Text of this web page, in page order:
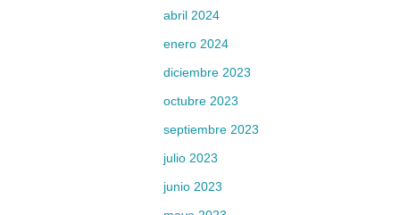
abril 2024
enero 2024
diciembre 2023
octubre 2023
septiembre 2023
julio 2023
junio 2023